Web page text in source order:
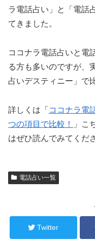
ラ電話占い」と「電話
てきました。
ココナラ電話占いと電
る方も多いのですが、
占いデスティニー」で
詳しくは「 ココナラ電
つの項目で比較！
」こ
はぜひ読んでみてくだ
電話占い一覧
Twitter